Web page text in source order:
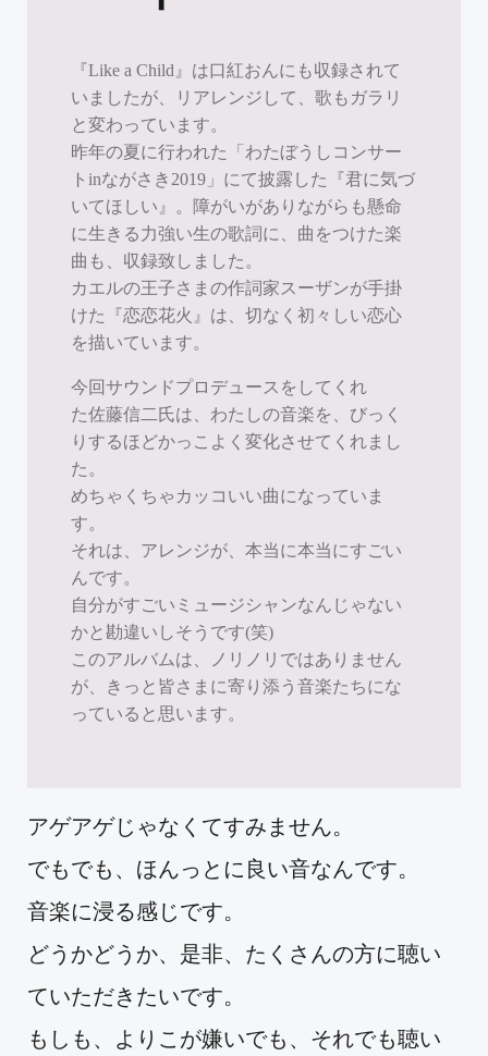
『Like a Child』は口紅おんにも収録されて
いましたが、リアレンジして、歌もガラリ
と変わっています。
昨年の夏に行われた「わたぼうしコンサー
トinながさき2019」にて披露した『君に気づ
いてほしい』。障がいがありながらも懸命
に生きる力強い生の歌詞に、曲をつけた楽
曲も、収録致しました。
カエルの王子さまの作詞家スーザンが手掛
けた『恋恋花火』は、切なく初々しい恋心
を描いています。
今回サウンドプロデュースをしてくれ
た佐藤信二氏は、わたしの音楽を、びっく
りするほどかっこよく変化させてくれまし
た。
めちゃくちゃカッコいい曲になっていま
す。
それは、アレンジが、本当に本当にすごい
んです。
自分がすごいミュージシャンなんじゃない
かと勘違いしそうです(笑)
このアルバムは、ノリノリではありません
が、きっと皆さまに寄り添う音楽たちにな
っていると思います。
アゲアゲじゃなくてすみません。
でもでも、ほんっとに良い音なんです。
音楽に浸る感じです。
どうかどうか、是非、たくさんの方に聴い
ていただきたいです。
もしも、よりこが嫌いでも、それでも聴い